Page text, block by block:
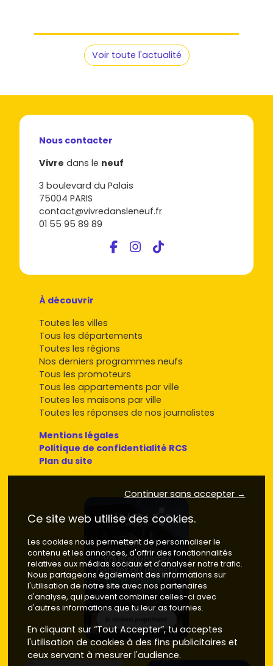
Voir toute l'actualité
Nous contacter
Vivre dans le neuf
3 boulevard du Palais
75004 PARIS
contact@vivredansleneuf.fr
01 55 95 89 89
À découvrir
Toutes les villes
Tous les départements
Toutes les régions
Nos derniers programmes neufs
Tous les promoteurs
Tous les appartements par ville
Toutes les maisons par ville
Toutes les réponses de nos journalistes
Mentions légales
Politique de confidentialité RCS
Plan du site
Continuer sans accepter →
Ce site web utilise des cookies.
Les cookies nous permettent de personnaliser le
contenu et les annonces, d'offrir des fonctionnalités
relatives aux médias sociaux et d'analyser notre trafic.
Nous partageons également des informations sur
l'utilisation de notre site avec nos partenaires
d'analyse, qui peuvent combiner celles-ci avec
d'autres informations que tu leur as fournies.
En cliquant sur “Tout Accepter”, tu acceptes
l'utilisation de cookies à des fins publicitaires et
ceux servant à mesurer l'audience.